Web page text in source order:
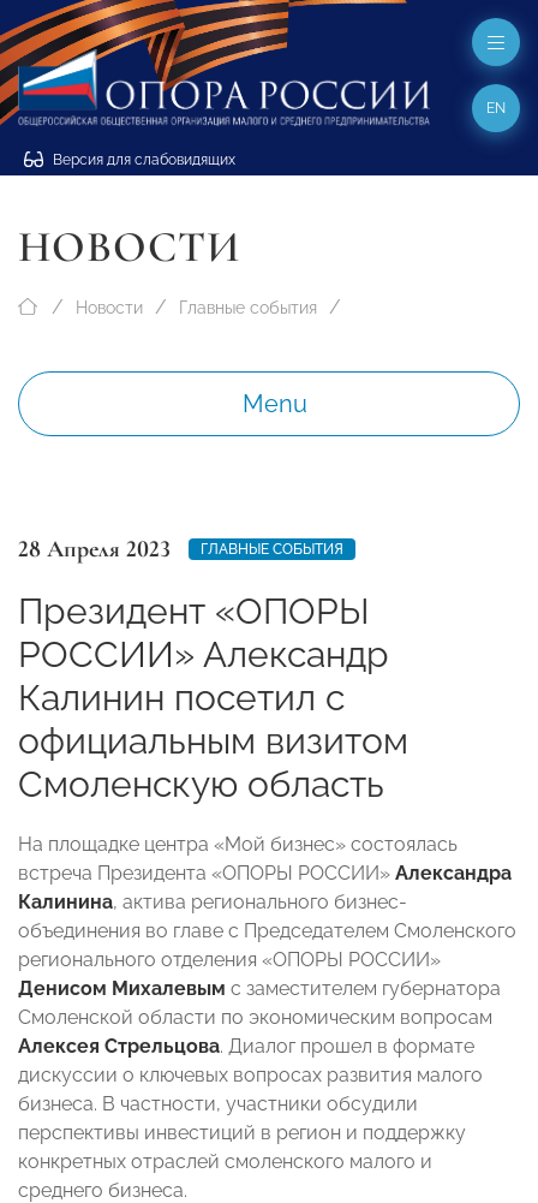
Версия для слабовидящих
EN
НОВОСТИ
Новости Главные события
Menu
28 Апреля 2023 ГЛАВНЫЕ СОБЫТИЯ
Президент «ОПОРЫ
РОССИИ» Александр
Калинин посетил с
официальным визитом
Смоленскую область
На площадке центра «Мой бизнес» состоялась
встреча Президента «ОПОРЫ РОССИИ» Александра
Калинина, актива регионального бизнес-
объединения во главе с Председателем Смоленского
регионального отделения «ОПОРЫ РОССИИ»
Денисом Михалевым с заместителем губернатора
Смоленской области по экономическим вопросам
Алексея Стрельцова. Диалог прошел в формате
дискуссии о ключевых вопросах развития малого
бизнеса. В частности, участники обсудили
перспективы инвестиций в регион и поддержку
конкретных отраслей смоленского малого и
среднего бизнеса.